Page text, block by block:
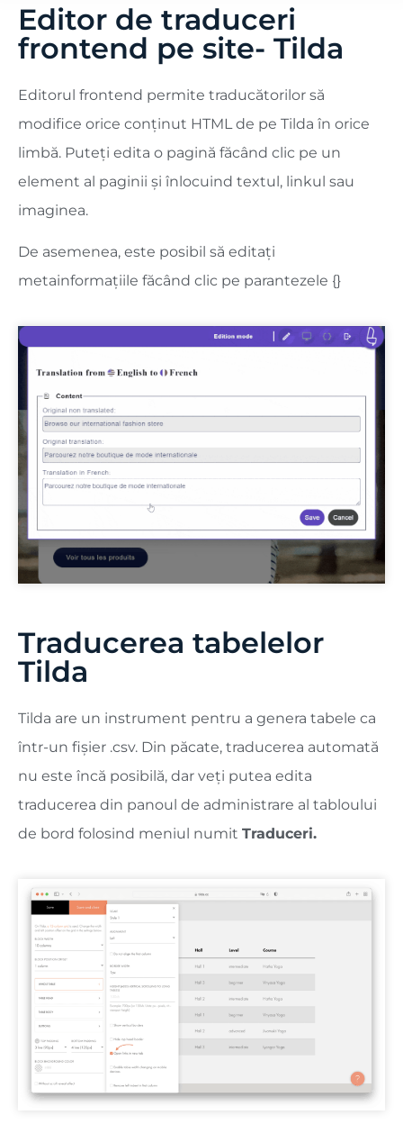
Editor de traduceri
frontend pe site- Tilda
Editorul frontend permite traducătorilor să
modifice orice conținut HTML de pe Tilda în orice
limbă. Puteți edita o pagină făcând clic pe un
element al paginii și înlocuind textul, linkul sau
imaginea.
De asemenea, este posibil să editați
metainformațiile făcând clic pe parantezele {}
Traducerea tabelelor
Tilda
Tilda are un instrument pentru a genera tabele ca
într-un fișier .csv. Din păcate, traducerea automată
nu este încă posibilă, dar veți putea edita
traducerea din panoul de administrare al tabloului
de bord folosind meniul numit Traduceri.